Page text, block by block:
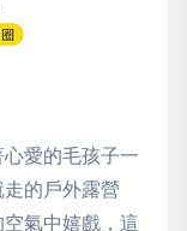
愛的毛孩子一
的戶外露營
氣中嬉戲，這